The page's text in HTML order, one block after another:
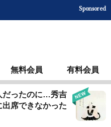
Sponsored
無料会員 有料会員
だったのに…秀吉
席できなかった